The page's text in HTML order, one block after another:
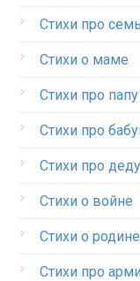
Стихи про
Стихи о маме
Стихи про папу
Стихи про
Стихи про
Стихи о войне
Стихи о родине
Стихи про